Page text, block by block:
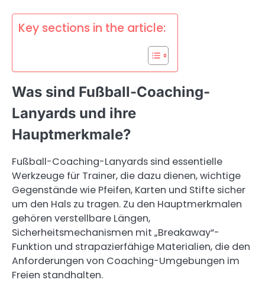
Key sections in the article:
Was sind Fußball-Coaching-
Lanyards und ihre
Hauptmerkmale?
Fußball-Coaching-Lanyards sind essentielle
Werkzeuge für Trainer, die dazu dienen, wichtige
Gegenstände wie Pfeifen, Karten und Stifte sicher
um den Hals zu tragen. Zu den Hauptmerkmalen
gehören verstellbare Längen,
Sicherheitsmechanismen mit „Breakaway“-
Funktion und strapazierfähige Materialien, die den
Anforderungen von Coaching-Umgebungen im
Freien standhalten.